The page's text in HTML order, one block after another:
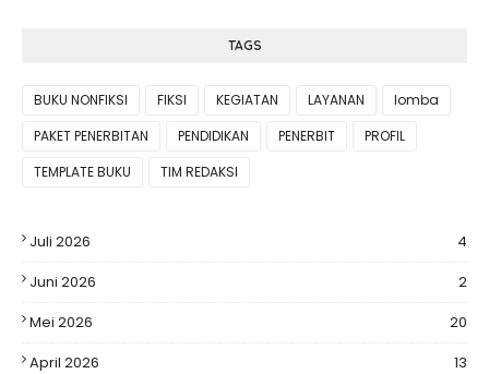
TAGS
BUKU NONFIKSI FIKSI KEGIATAN LAYANAN
lomba
PAKET PENERBITAN
PENDIDIKAN PENERBIT
PROFIL
TEMPLATE BUKU
TIM REDAKSI
Juli 2026
4
Juni 2026
2
Mei 2026
20
April 2026
13